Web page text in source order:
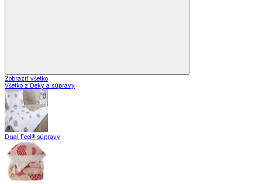
Zobraziť všetko
Všetko z Deky a súpravy
Dual Feel® súpravy